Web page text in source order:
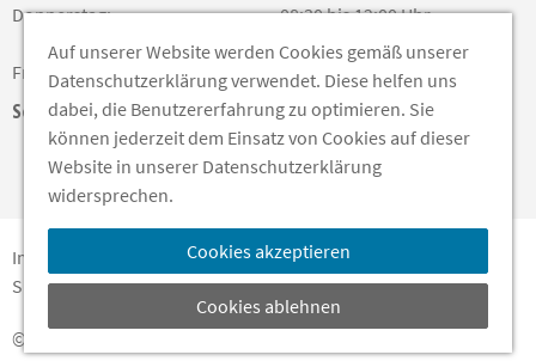
Soziale Medien
Donnerstag:
08:30 bis 12:00 Uhr
13:00 bis 18:00 Uhr
Freitag:
08:30 bis 13:00 Uhr
Impressum Barrierefreiheit
Datenschutz
Sitemap
© 2020 Landkreis Bautzen
Auf unserer Website werden Cookies gemäß unserer
Datenschutzerklärung verwendet. Diese helfen uns
dabei, die Benutzererfahrung zu optimieren. Sie
können jederzeit dem Einsatz von Cookies auf dieser
Website in unserer Datenschutzerklärung
widersprechen.
Cookies akzeptieren
Cookies ablehnen